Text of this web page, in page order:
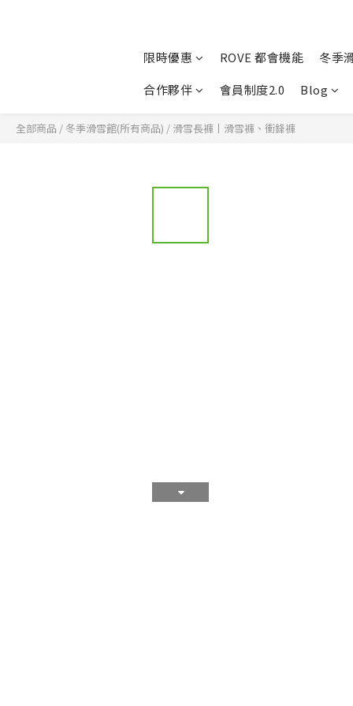
限時優惠 ROVE 都會機能
冬季
合作夥伴
會員制度2.0 Blog
全部商品 / 冬季滑雪館(所有商品) / 滑雪長褲丨滑雪褲、衝鋒褲